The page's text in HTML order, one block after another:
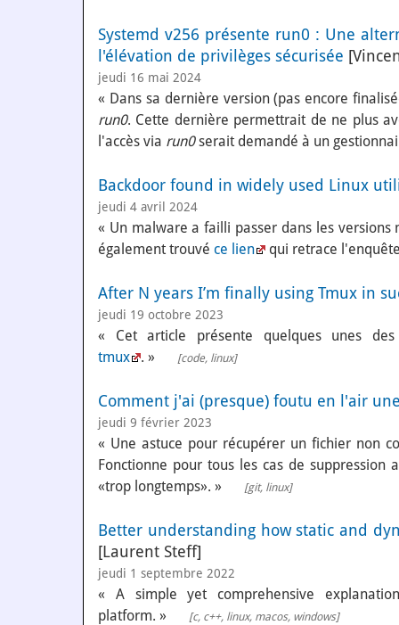
Systemd v256 présente run0 : Une
l'élévation de privilèges sécurisée
jeudi 16 mai 2024
« Dans sa dernière version (pas encore
run0. Cette dernière permettrait de ne plus
l'accès via run0serait demandé à un
Backdoor found in widely used Linux
jeudi 4 avril 2024
« Un malware a failli passer dans les
également trouvé ce lien qui retrace
After N years I’m finally using Tmux in
jeudi 19 octobre 2023
« Cet article présente quelques unes
tmux
. » [code, linux]
Comment j'ai (presque) foutu en l'air
jeudi 9 février 2023
« Une astuce pour récupérer un fichier non
Fonctionne pour tous les cas de
«trop longtemps». »
[git, linux]
Better understanding how static and
[Laurent Steff]
jeudi 1 septembre 2022
« A simple yet comprehensive
platform. »
[c, c++, linux, macos, windows]